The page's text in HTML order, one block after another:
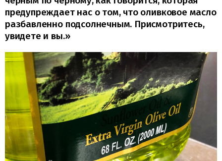
предупреждает нас о том, что оливковое масло
разбавленно подсолнечным. Присмотритесь,
увидете и вы.»